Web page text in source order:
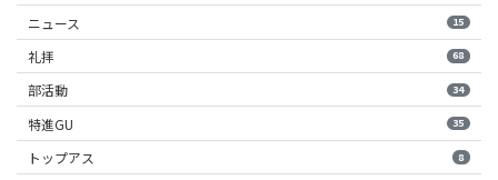
ニュース 15
礼拝 68
部活動 34
特進GU 35
トップアス 8